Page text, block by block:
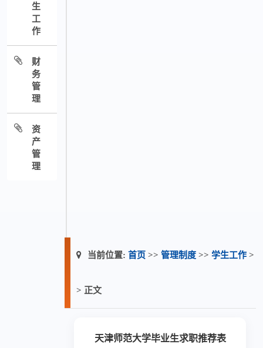
生
工
作
财
务
管
理
资
产
管
理
当前位置: 首页 >> 管理制度>> 学生工作>
> 正文
天津师范大学毕业生求职推荐表